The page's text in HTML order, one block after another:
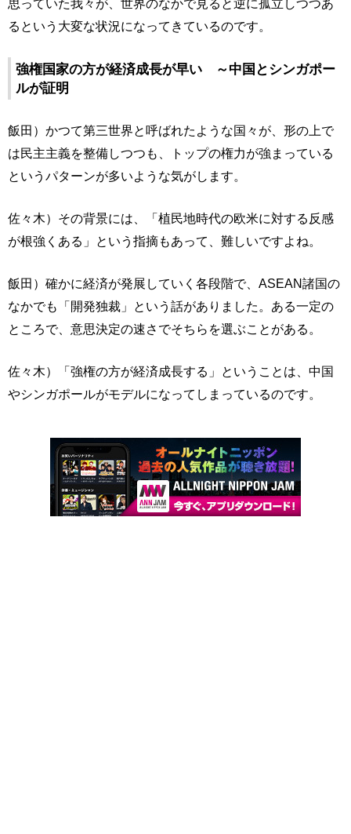
るという大変な状況になってきているのです。
強権国家の方が経済成長が早い ～中国とシンガポー
ルが証明
飯田）かつて第三世界と呼ばれたような国々が、形の上で
は民主主義を整備しつつも、トップの権力が強まっている
というパターンが多いような気がします。
佐々木）その背景には、「植民地時代の欧米に対する反感
が根強くある」という指摘もあって、難しいですよね。
飯田）確かに経済が発展していく各段階で、ASEAN諸国の
なかでも「開発独裁」という話がありました。ある一定の
ところで、意思決定の速さでそちらを選ぶことがある。
佐々木）「強権の方が経済成長する」ということは、中国
やシンガポールがモデルになってしまっているのです。